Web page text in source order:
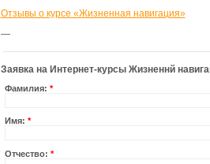
Отзывы о курсе «Жизненная навигация»
—
Заявка на Интернет-курсы Жизненнй
Фамилия: *
Имя: *
Отчество: *